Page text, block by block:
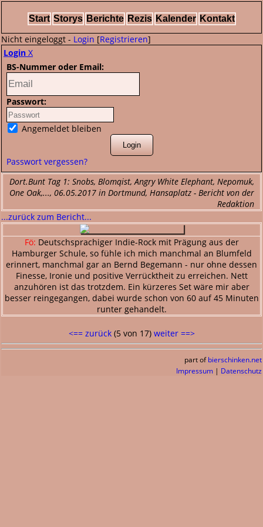
Start Storys Berichte Rezis Kalender Kontakt
Nicht eingeloggt - Login [Registrieren]
Login X
BS-Nummer oder Email:
Passwort:
Angemeldet bleiben
Passwort vergessen?
Dort.Bunt Tag 1: Snobs, Blomqist, Angry White Elephant, Nepomuk,
One Oak,..., 06.05.2017 in Dortmund, Hansaplatz - Bericht von der
Redaktion
...zurück zum Bericht...
Fö: Deutschsprachiger Indie-Rock mit Prägung aus der
Hamburger Schule, so fühle ich mich manchmal an Blumfeld
erinnert, manchmal gar an Bernd Begemann - nur ohne dessen
Finesse, Ironie und positive Verrücktheit zu erreichen. Nett
anzuhören ist das trotzdem. Ein kürzeres Set wäre mir aber
besser reingegangen, dabei wurde schon von 60 auf 45 Minuten
runter gehandelt.
<== zurück(5 von 17) weiter ==>
part of bierschinken.net
Impressum | Datenschutz